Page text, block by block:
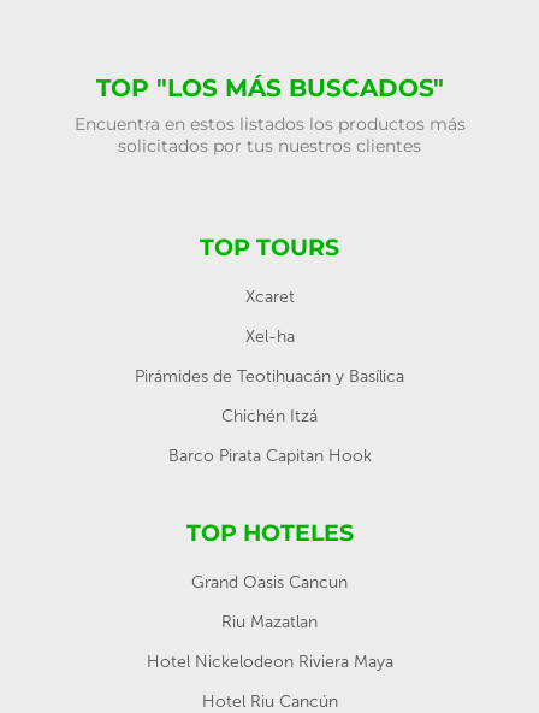
TOP "LOS MÁS BUSCADOS"
Encuentra en estos listados los productos más
solicitados por tus nuestros clientes
TOP TOURS
Xcaret
Xel-ha
Pirámides de Teotihuacán y Basílica
Chichén Itzá
Barco Pirata Capitan Hook
TOP HOTELES
Grand Oasis Cancun
Riu Mazatlan
Hotel Nickelodeon Riviera Maya
Hotel Riu Cancún